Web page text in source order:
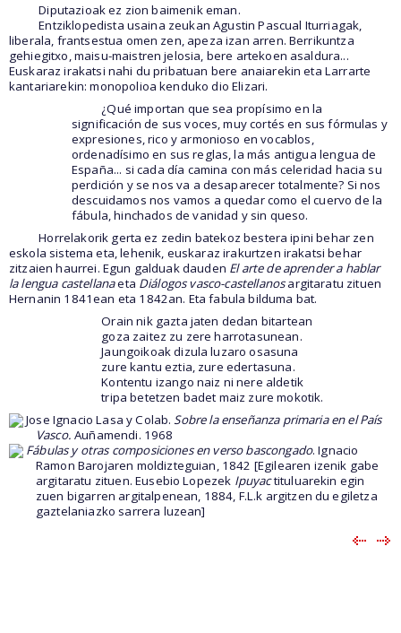
Diputazioak ez zion baimenik eman.
Entziklopedista usaina zeukan Agustin Pascual Iturriagak,
liberala, frantsestua omen zen, apeza izan arren. Berrikuntza
gehiegitxo, maisu-maistren jelosia, bere artekoen asaldura...
Euskaraz irakatsi nahi du pribatuan bere anaiarekin eta Larrarte
kantariarekin: monopolioa kenduko dio Elizari.
¿Qué importan que sea propísimo en la
significación de sus voces, muy cortés en sus fórmulas y
expresiones, rico y armonioso en vocablos,
ordenadísimo en sus reglas, la más antigua lengua de
España... si cada día camina con más celeridad hacia su
perdición y se nos va a desaparecer totalmente? Si nos
descuidamos nos vamos a quedar como el cuervo de la
fábula, hinchados de vanidad y sin queso.
Horrelakorik gerta ez zedin batekoz bestera ipini behar zen
eskola sistema eta, lehenik, euskaraz irakurtzen irakatsi behar
zitzaien haurrei. Egun galduak dauden El arte de aprender a hablar
la lengua castellanaeta Diálogos vasco-castellanosargitaratu zituen
Hernanin 1841ean eta 1842an. Eta fabula bilduma bat.
Orain nik gazta jaten dedan bitartean
goza zaitez zu zere harrotasunean.
Jaungoikoak dizula luzaro osasuna
zure kantu eztia, zure edertasuna.
Kontentu izango naiz ni nere aldetik
tripa betetzen badet maiz zure mokotik.
Jose Ignacio Lasa y Colab. Sobre la enseñanza primaria en el País
Vasco. Auñamendi. 1968
Fábulas y otras composiciones en verso bascongado. Ignacio
Ramon Barojaren moldizteguian, 1842 [Egilearen izenik gabe
argitaratu zituen. Eusebio Lopezek Ipuyactituluarekin egin
zuen bigarren argitalpenean, 1884, F.L.k argitzen du egiletza
gaztelaniazko sarrera luzean]